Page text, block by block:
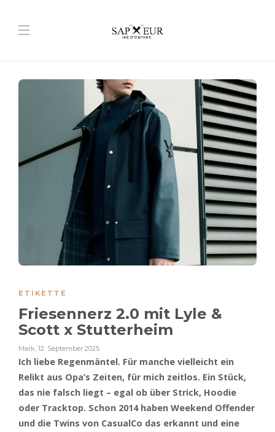
ETIKETTE
Friesennerz 2.0 mit Lyle &
Scott x Stutterheim
Mark, 12. September 2025
Ich liebe Regenmäntel. Für manche vielleicht ein
Relikt aus Opa’s Zeiten, für mich zeitlos. Ein Stück,
das nie falsch liegt – egal ob über Strick, Hoodie
oder Tracktop. Schon 2014 haben Weekend Offender
und die Twins von CasualCo das erkannt und eine